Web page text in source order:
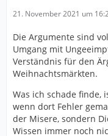
21. November 2021 um
Die Argumente sind
Umgang mit
Verständnis für den
Weihnachtsmärkten.
Was ich schade finde,
wenn dort Fehler
der Misere, sondern
Wissen immer noch